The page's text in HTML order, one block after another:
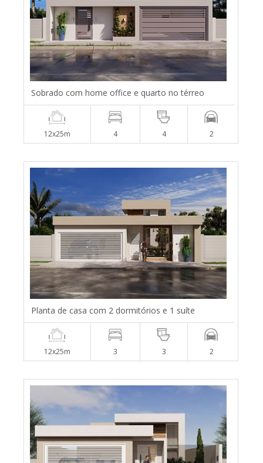
Sobrado com home office e quarto no térreo
12x25m 4 4 2
Planta de casa com 2 dormitórios e 1 suíte
12x25m 3 3 2